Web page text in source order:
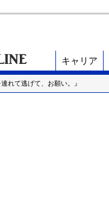
キャリア
れて逃げて、お願い。』